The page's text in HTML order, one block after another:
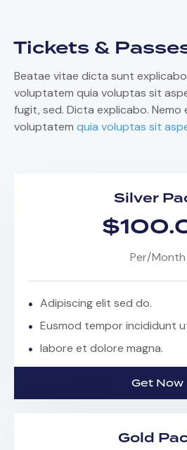
Tickets &
Beatae vitae dicta sunt
voluptatem quia voluptas sit
fugit, sed. Dicta explicabo. Nemo
voluptatem quia voluptas sit
Silver
Per/Month
Adipiscing elit sed do.
Eusmod tempor incididunt
labore et dolore magna.
Get Now
Gold